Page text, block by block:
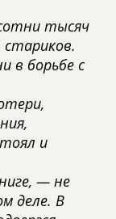
тысяч
в борьбе с
и
— не
деле. В